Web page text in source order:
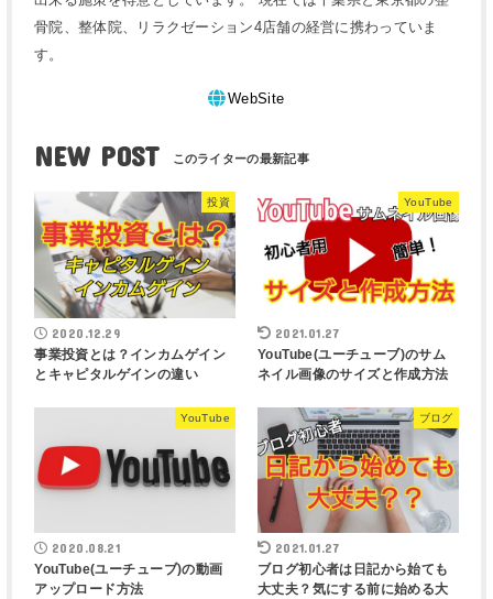
骨院、整体院、リラクゼーション4店舗の経営に携わっていま
す。
WebSite
NEW POST
投資
2020.12.29
事業投資とは？インカムゲイン
とキャピタルゲインの違い
YouTube
2021.01.27
YouTube(ユーチューブ)のサム
ネイル画像のサイズと作成方法
YouTube
2020.08.21
YouTube(ユーチューブ)の動画
アップロード方法
ブログ
2021.01.27
ブログ初心者は日記から始ても
大丈夫？気にする前に始める大